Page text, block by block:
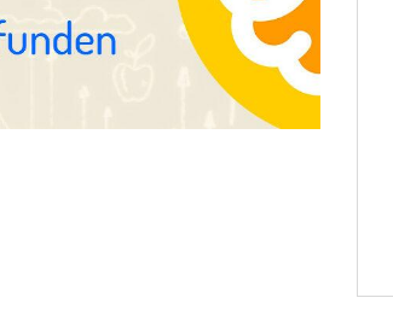
La luz roja, el nuevo aftersun,
actúa en la recuperación de la piel